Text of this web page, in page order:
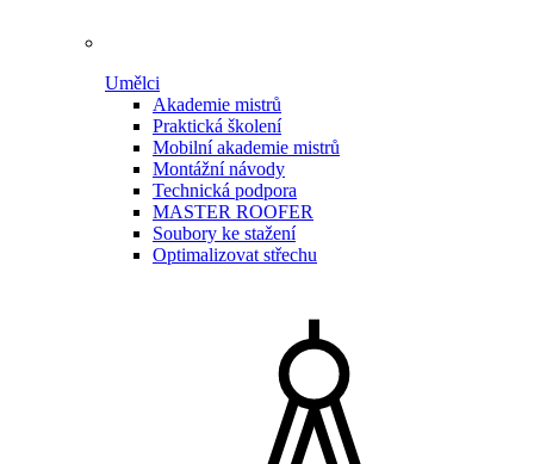
Umělci
Akademie mistrů
Praktická školení
Mobilní akademie mistrů
Montážní návody
Technická podpora
MASTER ROOFER
Soubory ke stažení
Optimalizovat střechu